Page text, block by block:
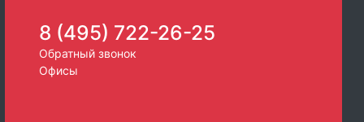
8 (495) 722-26-25
Обратный звонок
Офисы